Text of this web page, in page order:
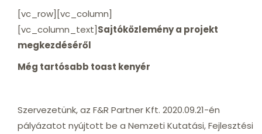
[vc_row][vc_column]
[vc_column_text]Sajtóközlemény a projekt
megkezdéséről
Még tartósabb toast kenyér
Szervezetünk, az F&R Partner Kft. 2020.09.21-én
pályázatot nyújtott be a Nemzeti Kutatási, Fejlesztési